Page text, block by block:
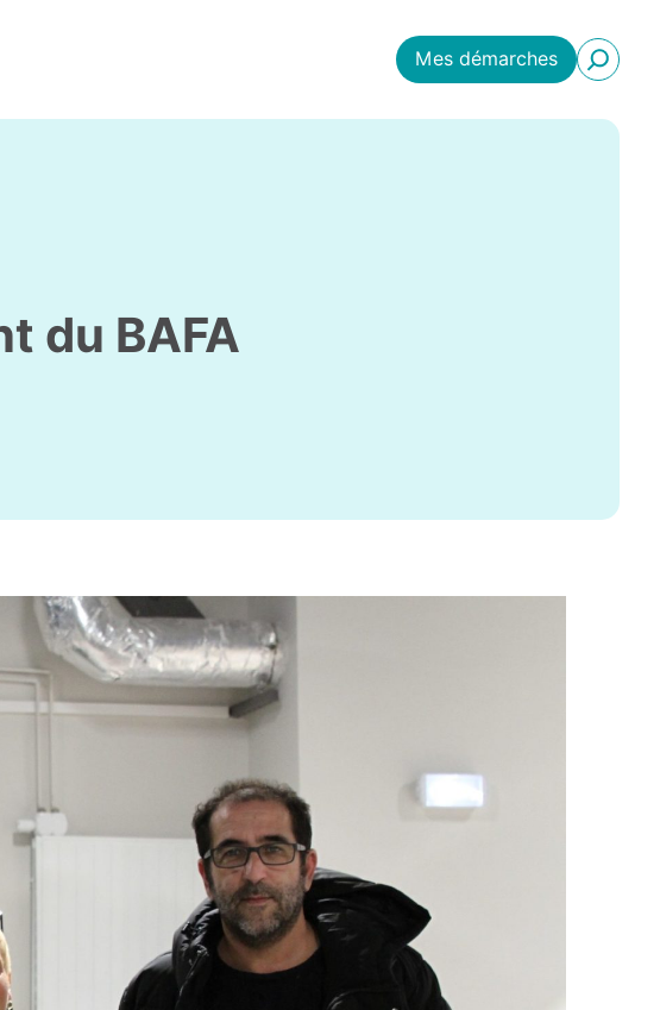
Mes démarches
du BAFA